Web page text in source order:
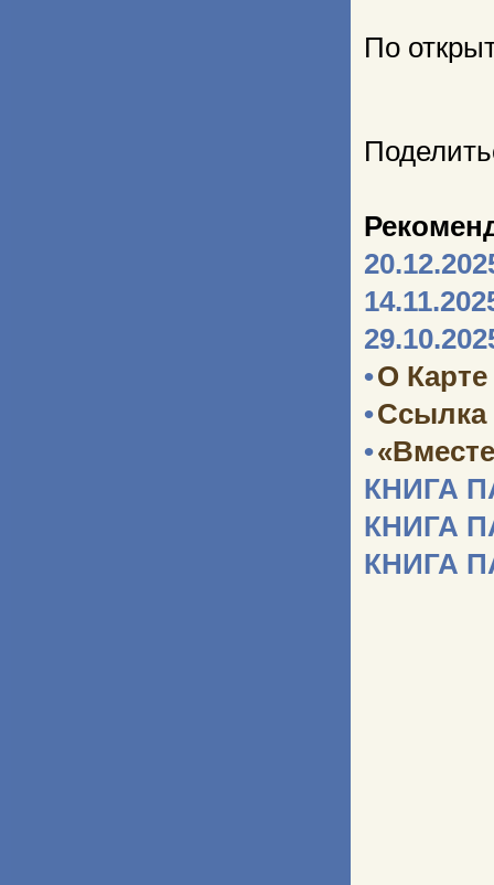
По
•О
•Ссылка
•
КНИГА
КНИГА
КНИГА